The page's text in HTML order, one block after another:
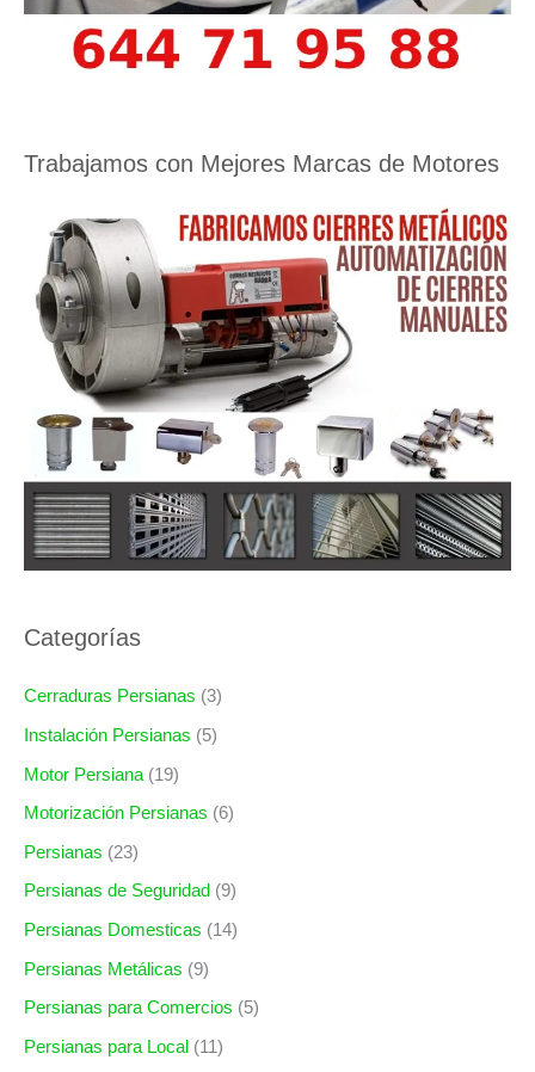
Trabajamos con Mejores Marcas de Motores
Categorías
Cerraduras Persianas (3)
Instalación Persianas (5)
Motor Persiana (19)
Motorización Persianas (6)
Persianas (23)
Persianas de Seguridad (9)
Persianas Domesticas (14)
Persianas Metálicas (9)
Persianas para Comercios (5)
Persianas para Local (11)